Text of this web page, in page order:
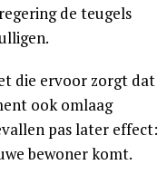
de teugels
die ervoor zorgt dat
ook omlaag
pas later effect:
bewoner komt.